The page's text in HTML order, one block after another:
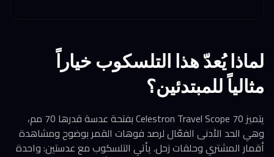
لماذا يُعدّ هذا التلسكوب خياراً
مثالياً للمبتدئين؟
يتميز Celestron Travel Scope 70 بفتحة عدسة قدرها 70 مم،
وهي الحد الأدنى الفعّال لرصد فوهات القمر بوضوح ومشاهدة
أقمار المشتري وحلقات زحل. يأتي التلسكوب مع عدستين: واحدة